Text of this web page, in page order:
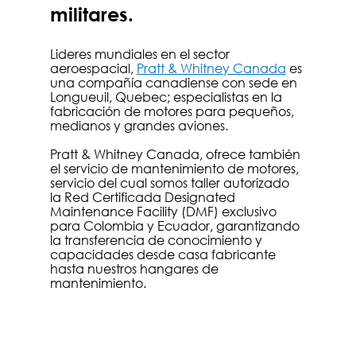
militares.
Lideres mundiales en el sector
aeroespacial, Pratt & Whitney Canada es
una compañía canadiense con sede en
Longueuil, Quebec; especialistas en la
fabricación de motores para pequeños,
medianos y grandes aviones.
Pratt & Whitney Canada, ofrece también
el servicio de mantenimiento de motores,
servicio del cual somos taller autorizado
la Red Certificada Designated
Maintenance Facility (DMF) exclusivo
para Colombia y Ecuador, garantizando
la transferencia de conocimiento y
capacidades desde casa fabricante
hasta nuestros hangares de
mantenimiento.